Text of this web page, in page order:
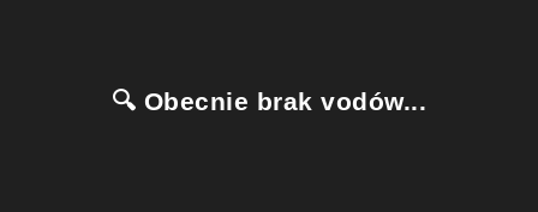
🔍 Obecnie brak vodów...